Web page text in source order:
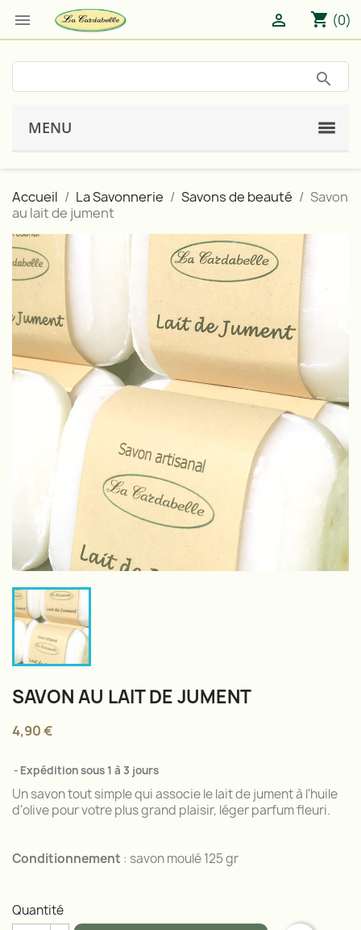
 shopping_cart (0)

MENU
Accueil La Savonnerie Savons de beauté
Savon
au lait de jument
SAVON AU LAIT DE JUMENT
4,90 €
Expédition sous 1 à 3 jours
Un savon tout simple qui associe le lait de jument à l'huile
d'olive pour votre plus grand plaisir, léger parfum fleuri.
Conditionnement : savon moulé 125 gr
Quantité